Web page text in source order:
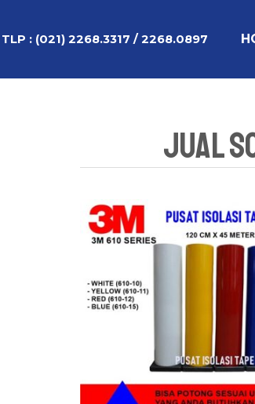
konten
TLP : (021) 2268.3317 / 2268.0897
Jual